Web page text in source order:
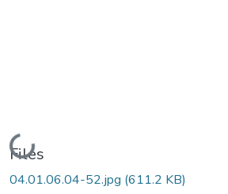
Loading...
Files
04.01.06.04-52.jpg (611.2 KB)